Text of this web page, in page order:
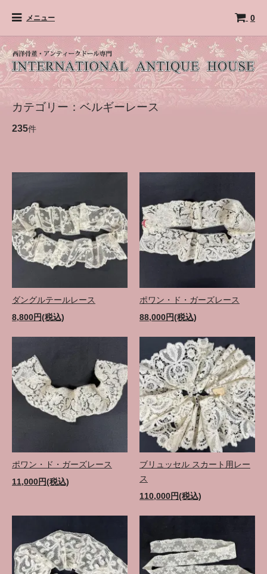
メニュー 0
カテゴリー：ベルギーレース
235件
ダングルテールレース
8,800円(税込)
ポワン・ド・ガーズレース
88,000円(税込)
ポワン・ド・ガーズレース
11,000円(税込)
ブリュッセル スカート用レー
ス
110,000円(税込)